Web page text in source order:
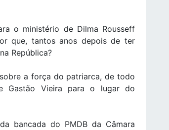
o ministério de Dilma Rousseff
que, tantos anos depois de ter
República?
a força do patriarca, de todo
Gastão Vieira para o lugar do
bancada do PMDB da Câmara